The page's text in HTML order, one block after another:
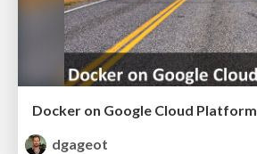
Docker on Google Cloud Platform
dgageot